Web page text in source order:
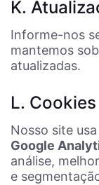
K.
Informe-nos
mantemos
atualizadas.
L. Cookies
Nosso site
Google
análise,
e